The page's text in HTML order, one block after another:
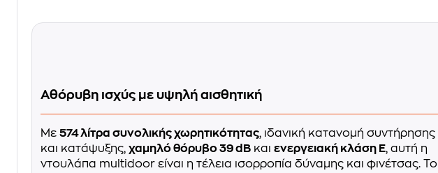
Αθόρυβη ισχύς με υψηλή αισθητική
Με 574 λίτρα συνολικής χωρητικότητας, ιδανική κατανομή συντήρησης
και κατάψυξης, χαμηλό θόρυβο 39 dB και ενεργειακή κλάση E, αυτή η
ντουλάπα multidoor είναι η τέλεια ισορροπία δύναμης και φινέτσας. Το